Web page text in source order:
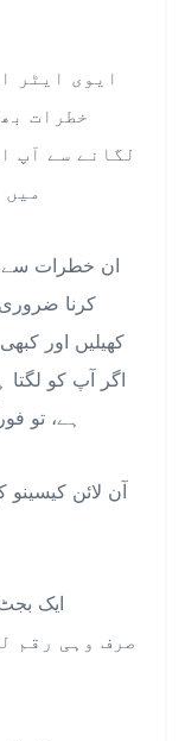
ایوی ایٹر
خطرات
لگانے سے آپ
ان خطرات سے
کرنا
کھیلیں اور
اگر آپ کو
ہے، تو
آن لائن
ایک
صرف وہی رقم